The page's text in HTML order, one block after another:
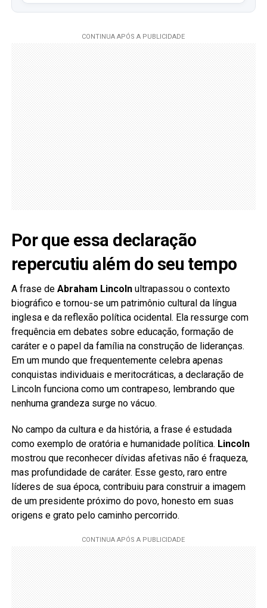
Por que essa declaração
repercutiu além do seu tempo
A frase de Abraham Lincolnultrapassou o contexto
biográfico e tornou-se um patrimônio cultural da língua
inglesa e da reflexão política ocidental. Ela ressurge com
frequência em debates sobre educação, formação de
caráter e o papel da família na construção de lideranças.
Em um mundo que frequentemente celebra apenas
conquistas individuais e meritocráticas, a declaração de
Lincoln funciona como um contrapeso, lembrando que
nenhuma grandeza surge no vácuo.
No campo da cultura e da história, a frase é estudada
como exemplo de oratória e humanidade política. Lincoln
mostrou que reconhecer dívidas afetivas não é fraqueza,
mas profundidade de caráter. Esse gesto, raro entre
líderes de sua época, contribuiu para construir a imagem
de um presidente próximo do povo, honesto em suas
origens e grato pelo caminho percorrido.